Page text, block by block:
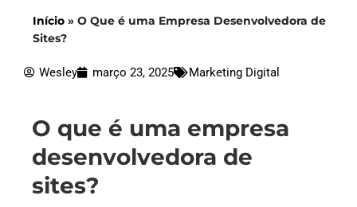
Início » O Que é uma Empresa Desenvolvedora de
Sites?
Wesley março 23, 2025 Marketing Digital
O que é uma empresa
desenvolvedora de
sites?